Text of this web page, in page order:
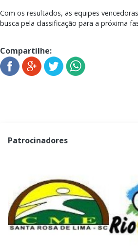
Com os resultados, as equipes
busca pela classificação para a próxima
Compartilhe:
Patrocinadores